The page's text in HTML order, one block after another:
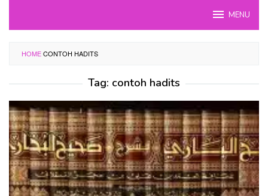
MENU
HOMECONTOH HADITS
Tag: contoh hadits